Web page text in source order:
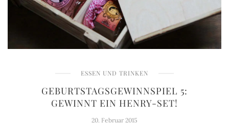
ESSEN UND TRINKEN
GEBURTSTAGSGEWINNSPIEL 5:
GEWINNT EIN HENRY-SET!
20. Februar 2015